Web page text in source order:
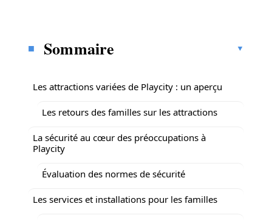
Sommaire
Les attractions variées de Playcity : un aperçu
Les retours des familles sur les attractions
La sécurité au cœur des préoccupations à
Playcity
Évaluation des normes de sécurité
Les services et installations pour les familles